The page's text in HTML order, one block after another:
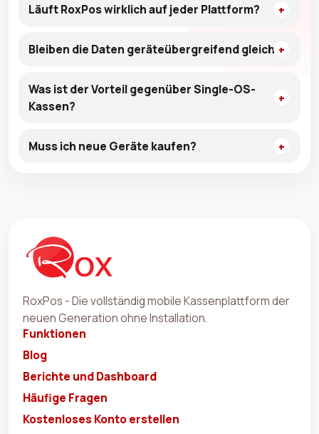
Läuft RoxPos wirklich auf jeder Plattform?
Bleiben die Daten geräteübergreifend gleich?
Was ist der Vorteil gegenüber Single-OS-
Kassen?
Muss ich neue Geräte kaufen?
RoxPos - Die vollständig mobile Kassenplattform der
neuen Generation ohne Installation.
Funktionen
Blog
Berichte und Dashboard
Häufige Fragen
Kostenloses Konto erstellen